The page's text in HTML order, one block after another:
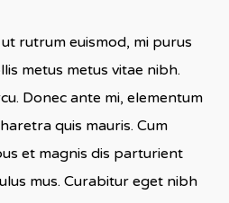
rutrum euismod, mi purus
metus metus vitae nibh.
Donec ante mi, elementum
quis mauris. Cum
et magnis dis parturient
mus. Curabitur eget nibh